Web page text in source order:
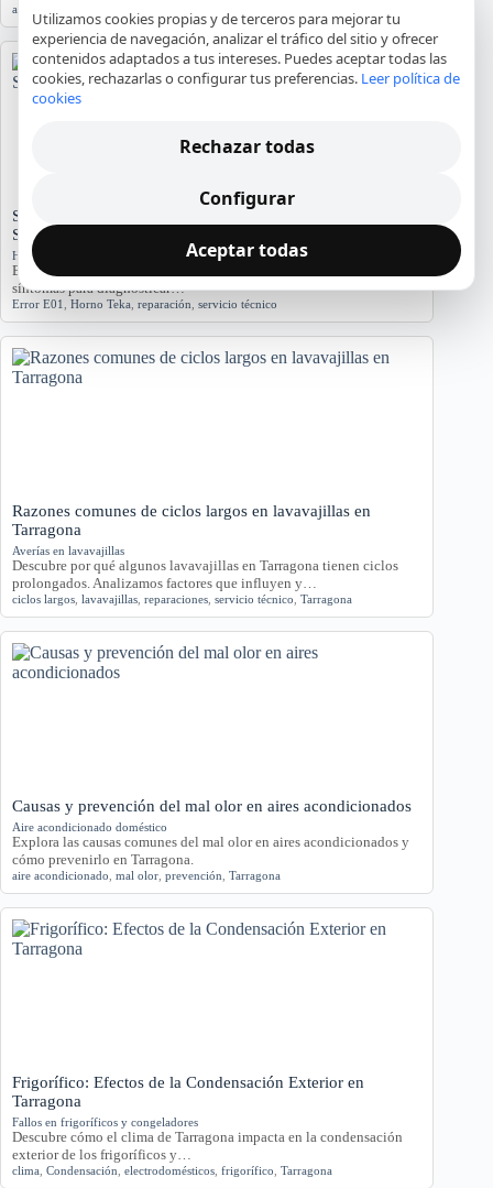
agua
Significado del Error E01 en Hornos Teka: Causas y
Soluciones
Hornos y placas de cocina
El error E01 en hornos Teka indica problemas. Conozca sus causas y
síntomas para diagnosticar…
Error E01 Horno Teka reparación servicio técnico
Razones comunes de ciclos largos en lavavajillas en
Tarragona
Averías en lavavajillas
Descubre por qué algunos lavavajillas en Tarragona tienen ciclos
prolongados. Analizamos factores que influyen y…
ciclos largos lavavajillas reparaciones servicio técnico Tarragona
Causas y prevención del mal olor en aires acondicionados
Aire acondicionado doméstico
Explora las causas comunes del mal olor en aires acondicionados y
cómo prevenirlo en Tarragona.
aire acondicionado mal olor prevención Tarragona
Frigorífico: Efectos de la Condensación Exterior en
Tarragona
Fallos en frigoríficos y congeladores
Descubre cómo el clima de Tarragona impacta en la condensación
exterior de los frigoríficos y…
clima Condensación electrodomésticos frigorífico Tarragona
Utilizamos cookies propias y de terceros para mejorar tu
experiencia de navegación, analizar el tráfico del sitio y ofrecer
contenidos adaptados a tus intereses. Puedes aceptar todas las
cookies, rechazarlas o configurar tus preferencias. Leer política de
cookies
Rechazar todas
Configurar
Aceptar todas